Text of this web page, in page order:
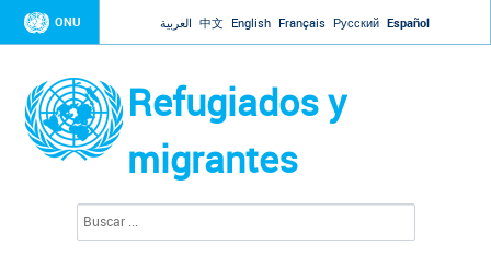
Jump to navigation
ONU العربية 中文 English Français Русский Español
Refugiados y
migrantes
s